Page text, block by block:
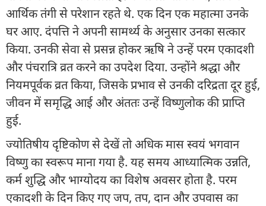
आर्थिक तंगी से परेशान रहते थे. एक दिन एक महात्मा उनके
घर आए. दंपत्ति ने अपनी सामर्थ्य के अनुसार उनका सत्कार
किया. उनकी सेवा से प्रसन्न होकर ऋषि ने उन्हें परम एकादशी
और पंचरात्रि व्रत करने का उपदेश दिया. उन्होंने श्रद्धा और
नियमपूर्वक व्रत किया, जिसके प्रभाव से उनकी दरिद्रता दूर हुई,
जीवन में समृद्धि आई और अंततः उन्हें विष्णुलोक की प्राप्ति
हुई.
ज्योतिषीय दृष्टिकोण से देखें तो अधिक मास स्वयं भगवान
विष्णु का स्वरूप माना गया है. यह समय आध्यात्मिक उन्नति,
कर्म शुद्धि और भाग्योदय का विशेष अवसर होता है. परम
एकादशी के दिन किए गए जप, तप, दान और उपवास का